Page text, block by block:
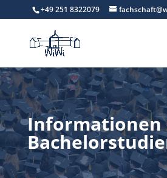
+49 251 8322079
Informationen